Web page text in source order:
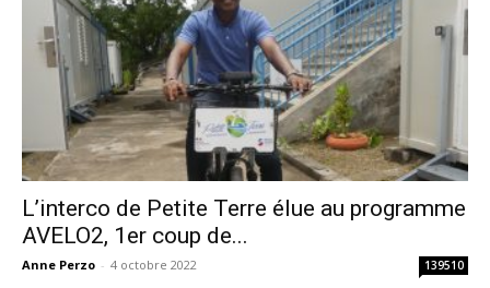
L’interco de Petite Terre élue au programme
AVELO2, 1er coup de...
Anne Perzo - 4 octobre 2022 139510